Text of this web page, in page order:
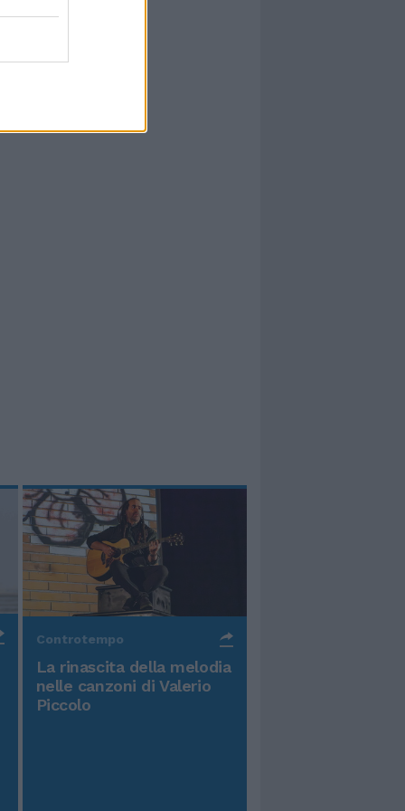
Controtempo
La rinascita della melodia
nelle canzoni di Valerio
Piccolo